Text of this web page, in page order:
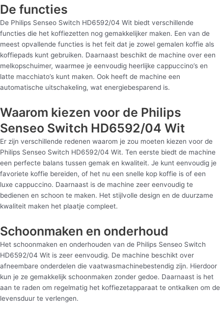
De functies
De Philips Senseo Switch HD6592/04 Wit biedt verschillende
functies die het koffiezetten nog gemakkelijker maken. Een van de
meest opvallende functies is het feit dat je zowel gemalen koffie als
koffiepads kunt gebruiken. Daarnaast beschikt de machine over een
melkopschuimer, waarmee je eenvoudig heerlijke cappuccino’s en
latte macchiato’s kunt maken. Ook heeft de machine een
automatische uitschakeling, wat energiebesparend is.
Waarom kiezen voor de Philips
Senseo Switch HD6592/04 Wit
Er zijn verschillende redenen waarom je zou moeten kiezen voor de
Philips Senseo Switch HD6592/04 Wit. Ten eerste biedt de machine
een perfecte balans tussen gemak en kwaliteit. Je kunt eenvoudig je
favoriete koffie bereiden, of het nu een snelle kop koffie is of een
luxe cappuccino. Daarnaast is de machine zeer eenvoudig te
bedienen en schoon te maken. Het stijlvolle design en de duurzame
kwaliteit maken het plaatje compleet.
Schoonmaken en onderhoud
Het schoonmaken en onderhouden van de Philips Senseo Switch
HD6592/04 Wit is zeer eenvoudig. De machine beschikt over
afneembare onderdelen die vaatwasmachinebestendig zijn. Hierdoor
kun je ze gemakkelijk schoonmaken zonder gedoe. Daarnaast is het
aan te raden om regelmatig het koffiezetapparaat te ontkalken om de
levensduur te verlengen.